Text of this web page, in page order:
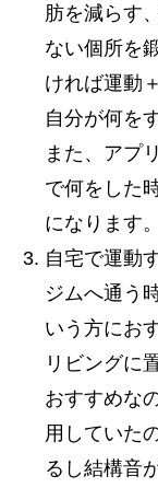
肪を減らす
ない個所を
ければ運動
自分が何を
また、アプ
で何をした
になります。
自宅で運動
ジムへ通う
いう方にお
リビングに
おすすめな
用していた
るし結構音